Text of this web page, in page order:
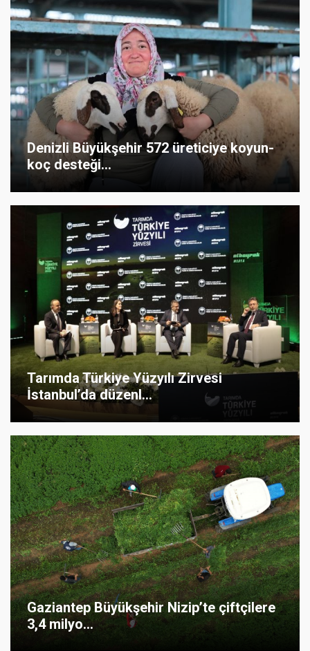
Denizli Büyükşehir 572 üreticiye koyun-
koç desteği...
Tarımda Türkiye Yüzyılı Zirvesi
İstanbul’da düzenl...
Gaziantep Büyükşehir Nizip’te çiftçilere
3,4 milyo...